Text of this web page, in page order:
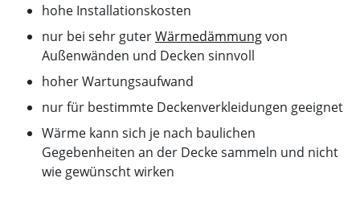
hohe Installationskosten
nur bei sehr guterWärmedämmungvon
Außenwänden und Decken sinnvoll
hoher Wartungsaufwand
nur für bestimmte Deckenverkleidungen geeignet
Wärme kann sich je nach baulichen
Gegebenheiten an der Decke sammeln und nicht
wie gewünscht wirken